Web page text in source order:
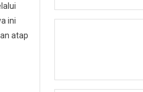
ini
atap